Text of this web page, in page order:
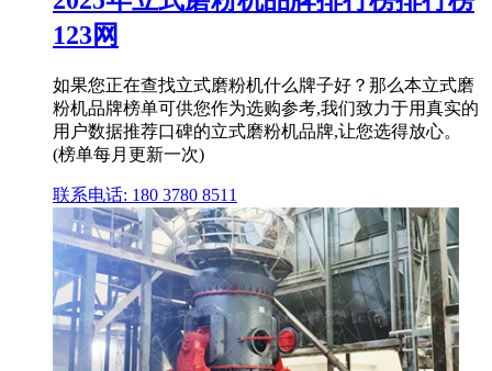
123网
如果您正在查找立式磨粉机什么牌子好？那么本立式磨
粉机品牌榜单可供您作为选购参考,我们致力于用真实的
用户数据推荐口碑的立式磨粉机品牌,让您选得放心。
(榜单每月更新一次)
联系电话: 180 3780 8511